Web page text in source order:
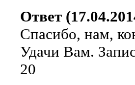
Ответ
Спасибо, нам,
Удачи Вам.
20